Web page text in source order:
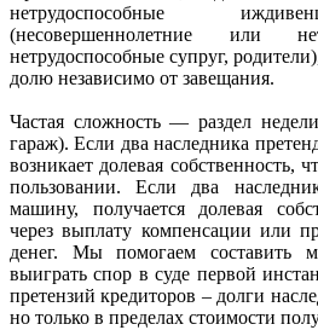
нетрудоспособные
(несовершеннолетние или
нетрудоспособные супруг,
долю независимо от завещания.
Частая сложность — раздел
гараж). Если два наследника
возникает долевая собственность,
пользовании. Если два
машину, получается долевая
через выплату компенсации или
денег. Мы помогаем составить
выиграть спор в суде первой
претензий кредиторов – долги
но только в пределах стоимости